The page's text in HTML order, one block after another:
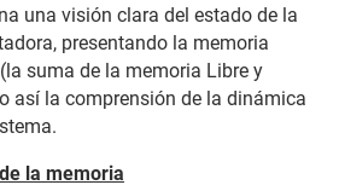
una visión clara del estado de la
presentando la memoria
suma de la memoria Libre y
así la comprensión de la dinámica
la memoria